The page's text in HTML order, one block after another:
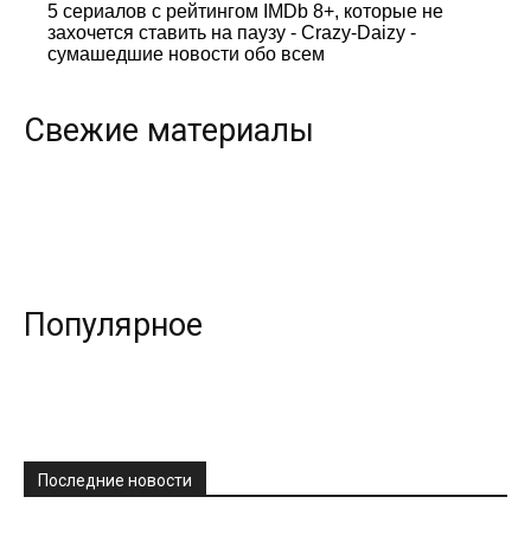
5 сериалов с рейтингом IMDb 8+, которые не
захочется ставить на паузу - Crazy-Daizy -
сумашедшие новости обо всем
Свежие материалы
Популярное
Последние новости